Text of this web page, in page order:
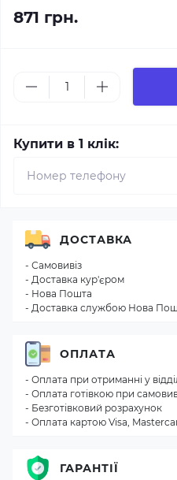
871 грн.
Купити в 1 клік:
ДОСТАВКА
- Самовивіз
- Доставка кур'єром
- Нова Пошта
- Доставка службою Нова
ОПЛАТА
- Оплата при отриманні у
- Оплата готівкою при
- Безготівковий розрахунок
- Оплата картою Visa,
ГАРАНТІЇ